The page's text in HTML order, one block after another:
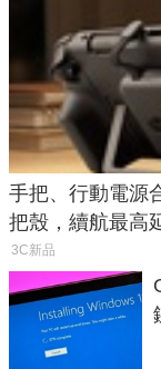
手把、行動電源
把殼，續航最高
3C新品